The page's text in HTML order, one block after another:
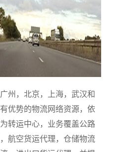
州，北京，上海，武汉和
优势的物流网络资源，依
转运中心，业务覆盖公路
航空货运代理，仓储物流